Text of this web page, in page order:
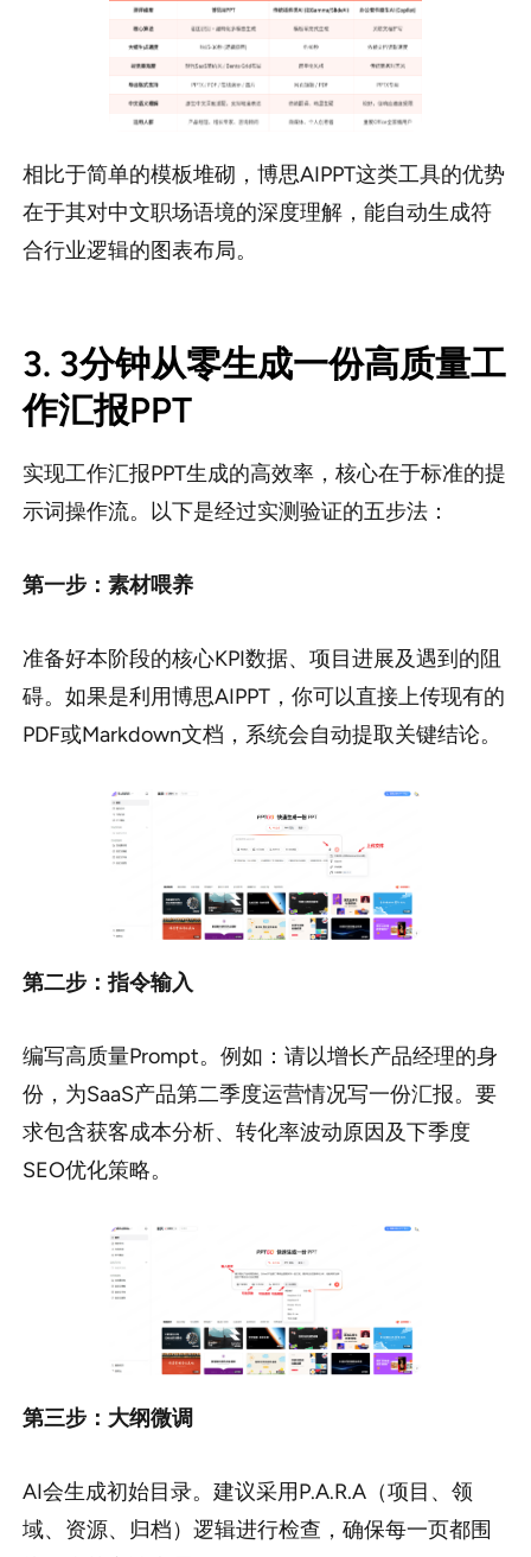
相比于简单的模板堆砌，博思AIPPT这类工具的优势
在于其对中文职场语境的深度理解，能自动生成符
合行业逻辑的图表布局。
3. 3分钟从零生成一份高质量工
作汇报PPT
实现工作汇报PPT生成的高效率，核心在于标准的提
示词操作流。以下是经过实测验证的五步法：
第一步：素材喂养
准备好本阶段的核心KPI数据、项目进展及遇到的阻
碍。如果是利用博思AIPPT，你可以直接上传现有的
PDF或Markdown文档，系统会自动提取关键结论。
第二步：指令输入
编写高质量Prompt。例如：请以增长产品经理的身
份，为SaaS产品第二季度运营情况写一份汇报。要
求包含获客成本分析、转化率波动原因及下季度
SEO优化策略。
第三步：大纲微调
AI会生成初始目录。建议采用P.A.R.A（项目、领
域、资源、归档）逻辑进行检查，确保每一页都围